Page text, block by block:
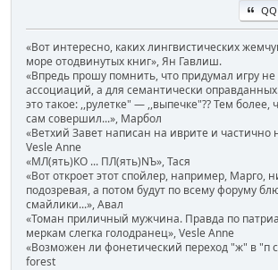
QQ
«Вот интересно, каких лингвистических
море отодвинутых книг», Ян Гавлиш.
«Впредь прошу помнить, что придумал игру
ассоциаций, а для семантически
это такое: ,,рулетке" — ,,выпечке"?? Тем более,
сам совершил...», Марбол
«Ветхий Завет написан на иврите и частично
Vesle Anne
«МЛ(ять)КО ... ПЛ(ять)NЪ», Тася
«Вот откроет этот спойлер, например, Марго,
подозревая, а потом будут по всему форуму
смайлики...», Авал
«Томан приличный мужчина. Правда по
меркам слегка голодранец», Vesle Anne
«Возможен ли фонетический переход "ж" в "п
forest